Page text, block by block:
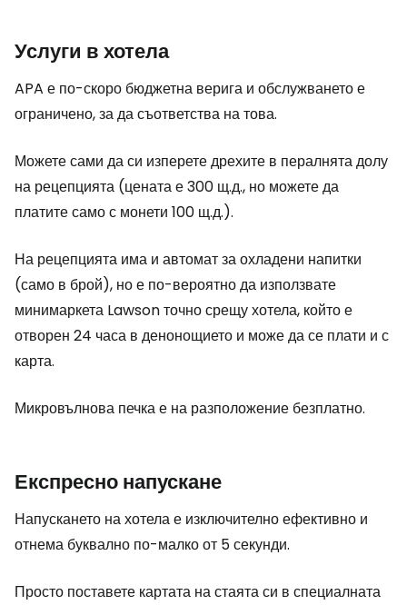
Услуги в хотела
APA е по-скоро бюджетна верига и обслужването е
ограничено, за да съответства на това.
Можете сами да си изперете дрехите в пералнята долу
на рецепцията (цената е 300 щ.д., но можете да
платите само с монети 100 щ.д.).
На рецепцията има и автомат за охладени напитки
(само в брой), но е по-вероятно да използвате
минимаркета Lawson точно срещу хотела, който е
отворен 24 часа в денонощието и може да се плати и с
карта.
Микровълнова печка е на разположение безплатно.
Експресно напускане
Напускането на хотела е изключително ефективно и
отнема буквално по-малко от 5 секунди.
Просто поставете картата на стаята си в специалната